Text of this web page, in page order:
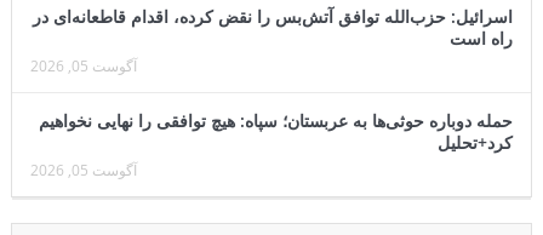
اسرائیل: حزب‌الله توافق آتش‌بس را نقض کرده، اقدام قاطعانه‌ای در
راه است
آگوست 05, 2026
حمله دوباره حوثی‌ها به عربستان؛ سپاه: هیچ توافقی را نهایی نخواهیم
کرد+تحلیل
آگوست 05, 2026